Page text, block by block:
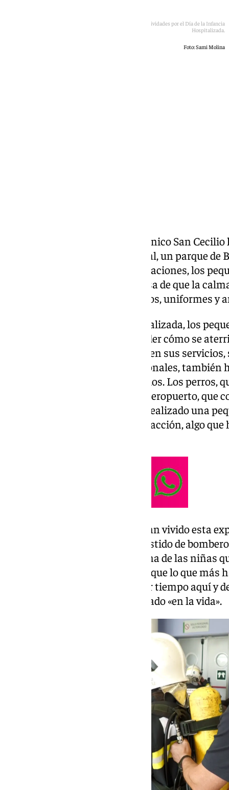
Niños hospitalizados en el Clínico San Cecilio en las actividades por el Día de la Infancia
Hospitalizada.
Foto: Sami Molina
La sexta planta del Hospital Clínico San
una comisaría de la Policía Local, un parque de
aeropuerto. Al salir de sus habitaciones, los
encontrado con la grata sorpresa de que la
habían llenado de sirenas, cascos, uniformes y
Por el Día de la Infancia Hospitalizada, los
uniforme de bomberos a aprender cómo se
artefactos que utiliza la Policía en sus
cuerpos. Además de los profesionales,
estancia sus compañeros peludos. Los perros,
policías, y las aves rapaces del aeropuerto, que
aterrizajes de los aviones, han realizado una
pequeños han podido verlos en acción, algo
Los pacientes más pequeños han vivido esta
entusiasmo. «Primero me he vestido de
aves», ha contado con alegría una de las niñas
experiencia en los pasillos. Aunque lo que más
niños ingresados ha sido «pasar tiempo aquí y
ha sido «lo mejor» que le ha pasado «en la vida».